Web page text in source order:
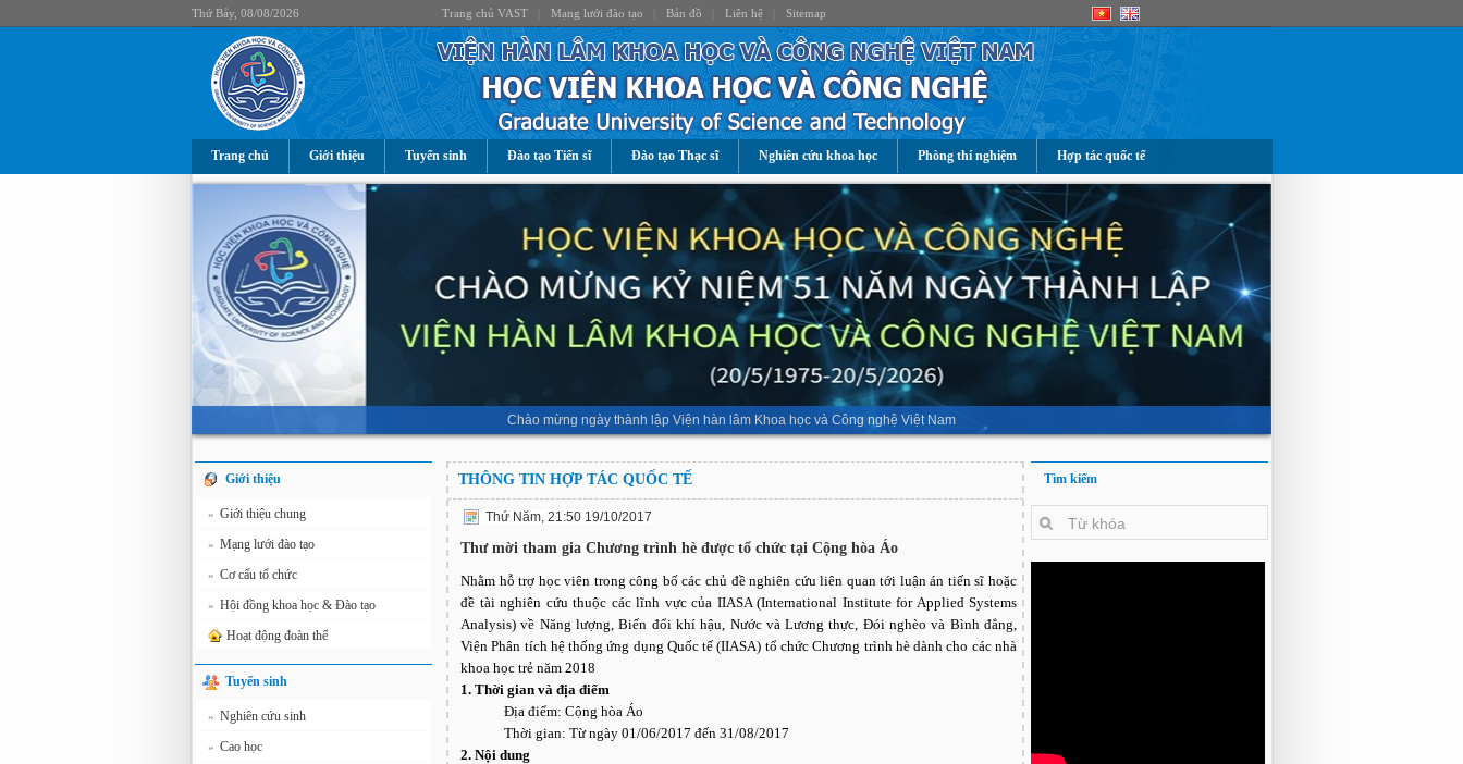
Thứ Bảy, 08/08/2026 Trang chủ VAST| Mạng lưới đào tạo Bản đồ Liên hệ| Sitemap
Trang chủ Giới thiệu Tuyển sinh Đào tạo Tiến sĩ Đào tạo Thạc sĩ Nghiên cứu khoa học Phòng thí nghiệm Hợp tác quốc tế
Chào mừng ngày thành lập Viện hàn lâm Khoa học và Công nghệ Việt Nam
Giới thiệu
» Giới thiệu chung
» Mạng lưới đào tạo
» Cơ cấu tổ chức
» Hội đồng khoa học & Đào tạo
Hoạt động đoàn thể
Tuyển sinh
» Nghiên cứu sinh
» Cao học
THÔNG TIN HỢP TÁC QUỐC TẾ
Thứ Năm, 21:50 19/10/2017
Thư mời tham gia Chương trình hè được tổ chức tại Cộng hòa Áo
Nhằm hỗ trợ học viên trong công bố các chủ đề nghiên cứu liên quan tới luận án tiến sĩ hoặc
đề tài nghiên cứu thuộc các lĩnh vực của IIASA (International Institute for Applied Systems
Analysis) về Năng lượng, Biến đổi khí hậu, Nước và Lương thực, Đói nghèo và Bình đẳng,
Viện Phân tích hệ thống ứng dụng Quốc tế (IIASA) tổ chức Chương trình hè dành cho các nhà
khoa học trẻ năm 2018
1. Thời gian và địa điểm
Địa điểm: Cộng hòa Áo
Thời gian: Từ ngày 01/06/2017 đến 31/08/2017
2. Nội dung
Tìm kiếm